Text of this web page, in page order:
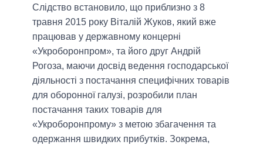
Слідство встановило, що приблизно з 8
травня 2015 року Віталій Жуков, який вже
працював у державному концерні
«Укроборонпром», та його друг Андрій
Рогоза, маючи досвід ведення господарської
діяльності з постачання специфічних товарів
для оборонної галузі, розробили план
постачання таких товарів для
«Укроборонпрому» з метою збагачення та
одержання швидких прибутків. Зокрема,